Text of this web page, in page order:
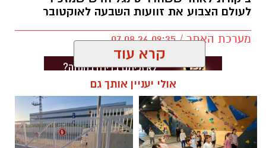
לעולם הצבוע את זוועות השבעה לאוקטובר
מערכת האתר / 09:35 07.08.26
תגים:בוי ג'ורג'
קרא עוד
אולי יעניין אותך גם